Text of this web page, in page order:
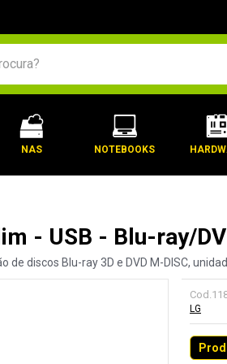
NAS NOTEBOOKS
- USB - Blu-ray/
de discos Blu-ray 3D e DVD M-DISC,
Cod.
LG